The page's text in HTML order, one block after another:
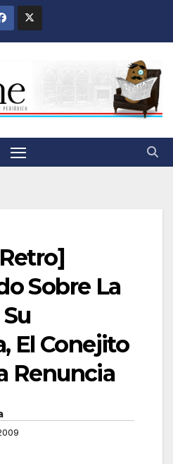
Sobre La
El Conejito
Renuncia